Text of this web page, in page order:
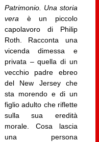
Patrimonio. Una storia
vera è un piccolo
capolavoro di Philip
Roth. Racconta una
vicenda dimessa e
privata – quella di un
vecchio padre ebreo
del New Jersey che
sta morendo e di un
figlio adulto che riflette
sulla sua eredità
morale. Cosa lascia
una persona